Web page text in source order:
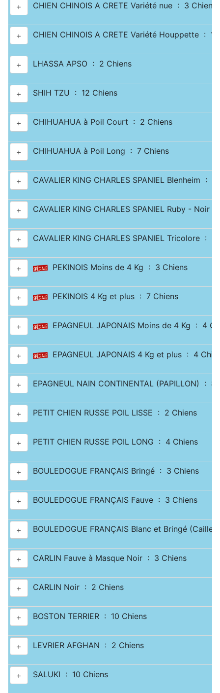
+ CHIEN CHINOIS A CRETE Variété nue : 3 Chiens
+ CHIEN CHINOIS A CRETE Variété Houppette : 1
+ LHASSA APSO : 2 Chiens
+ SHIH TZU : 12 Chiens
+ CHIHUAHUA à Poil Court : 2 Chiens
+ CHIHUAHUA à Poil Long : 7 Chiens
+ CAVALIER KING CHARLES SPANIEL Blenheim : 2
+ CAVALIER KING CHARLES SPANIEL Ruby - Noir
+ CAVALIER KING CHARLES SPANIEL Tricolore : 2
+ PEKINOIS Moins de 4 Kg : 3 Chiens
+ PEKINOIS 4 Kg et plus : 7 Chiens
+ EPAGNEUL JAPONAIS Moins de 4 Kg : 4
+ EPAGNEUL JAPONAIS 4 Kg et plus : 4
+ EPAGNEUL NAIN CONTINENTAL (PAPILLON) : 8
+ PETIT CHIEN RUSSE POIL LISSE : 2 Chiens
+ PETIT CHIEN RUSSE POIL LONG : 4 Chiens
+ BOULEDOGUE FRANÇAIS Bringé : 3 Chiens
+ BOULEDOGUE FRANÇAIS Fauve : 3 Chiens
+ BOULEDOGUE FRANÇAIS Blanc et Bringé
+ CARLIN Fauve à Masque Noir : 3 Chiens
+ CARLIN Noir : 2 Chiens
+ BOSTON TERRIER : 10 Chiens
+ LEVRIER AFGHAN : 2 Chiens
+ SALUKI : 10 Chiens